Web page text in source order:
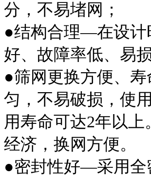
分，不易堵网；
●结构合理—在设计
好、故障率低、易
●筛网更换方便、
匀，不易破损， 使
用寿命可达2年以上
经济，换网方便。
●密封性好—采用全